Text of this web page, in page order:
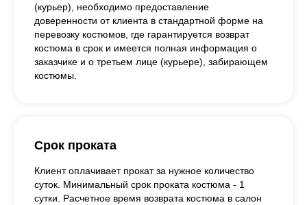
(курьер), необходимо предоставление
доверенности от клиента в стандартной форме на
перевозку костюмов, где гарантируется возврат
костюма в срок и имеется полная информация о
заказчике и о третьем лице (курьере), забирающем
костюмы.
Срок проката
Клиент оплачивает прокат за нужное количество
суток. Минимальный срок проката костюма - 1
сутки. Расчетное время возврата костюма в салон